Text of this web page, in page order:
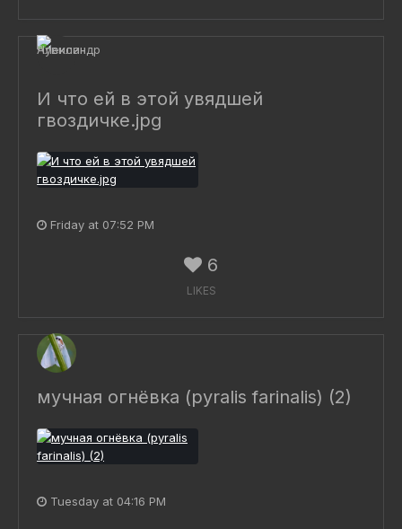
И что ей в этой увядшей
гвоздичке.jpg
Friday at 07:52 PM
6
LIKES
мучная огнёвка (pyralis farinalis) (2)
Tuesday at 04:16 PM